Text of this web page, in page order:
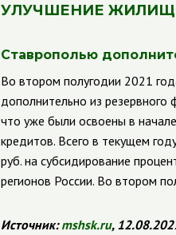
УЛУЧШЕНИЕ
Ставрополью
Во втором полугодии 2021
дополнительно из
что уже были освоены в
кредитов. Всего в текущем
руб. на субсидирование
регионов России. Во втором
Источник:mshsk.ru,